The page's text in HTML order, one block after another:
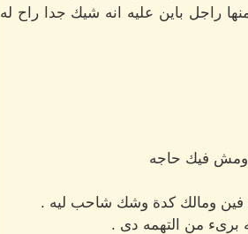
راجل باين عليه انه شيك جدا راح له
ومش فيك حاجه
فين ومالك كدة وشك شاحب ليه .
برىء من التهمه دى .